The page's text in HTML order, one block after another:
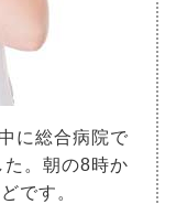
に総合病院で
。朝の8時か
です。